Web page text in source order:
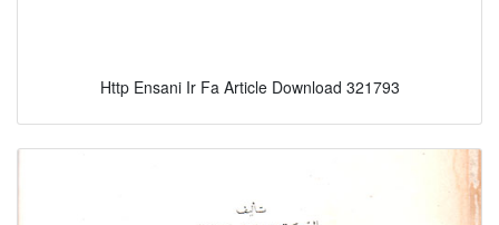
Http Ensani Ir Fa Article Download 321793